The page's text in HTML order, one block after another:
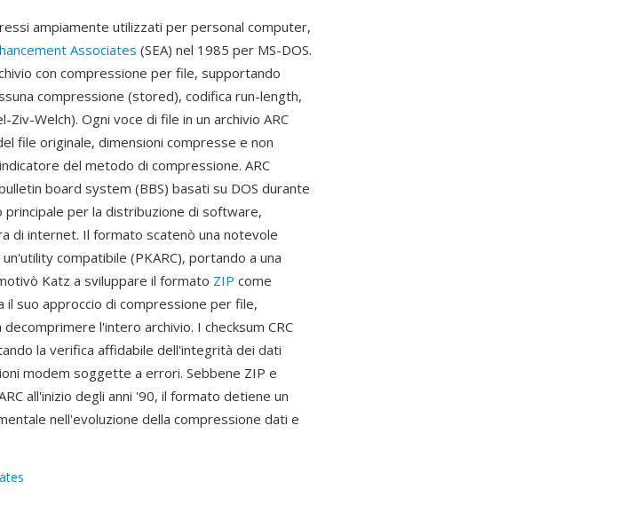
ampiamente utilizzati per personal computer,
Associates (SEA) nel 1985 per MS-DOS.
con compressione per file, supportando
compressione (stored), codifica run-length,
Welch). Ogni voce di file in un archivio ARC
file originale, dimensioni compresse e non
del metodo di compressione. ARC
board system (BBS) basati su DOS durante
per la distribuzione di software,
di internet. Il formato scatenò una notevole
compatibile (PKARC), portando a una
Katz a sviluppare il formato ZIP come
il suo approccio di compressione per file,
l'intero archivio. I checksum CRC
la verifica affidabile dell'integrità dei dati
modem soggette a errori. Sebbene ZIP e
all'inizio degli anni '90, il formato detiene un
nell'evoluzione della compressione dati e